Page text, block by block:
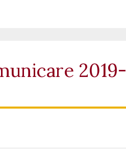
2019-